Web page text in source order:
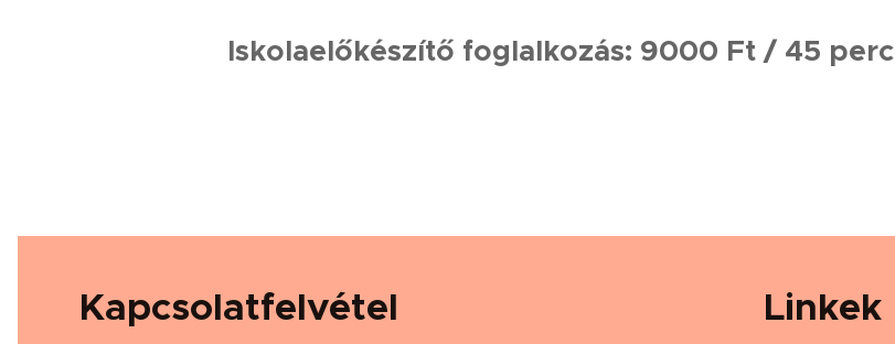
Iskolaelőkészítő foglalkozás: 9000 Ft / 45 perc
Kapcsolatfelvétel Linkek